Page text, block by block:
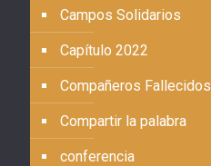
Campos Solidarios
Capítulo 2022
Compañeros Fallecidos
Compartir la palabra
conferencia